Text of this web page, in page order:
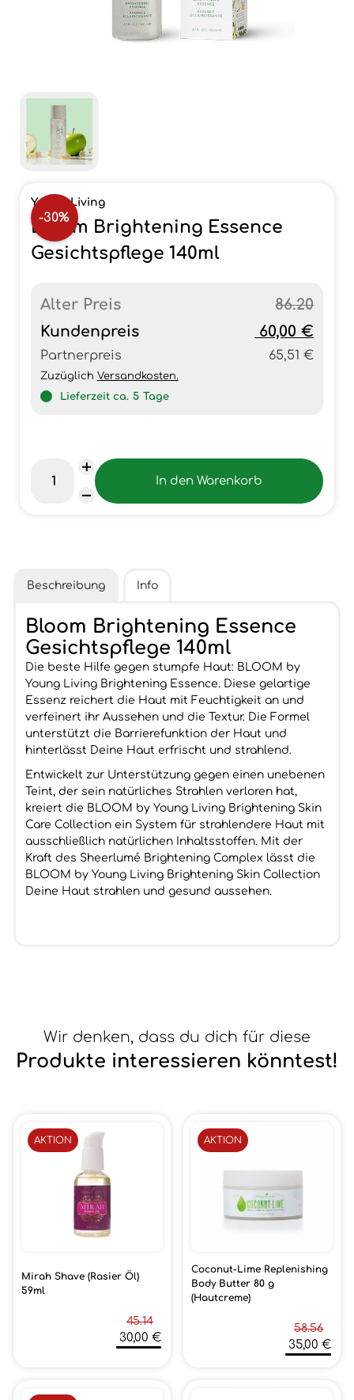
-30%
Young Living
Bloom Brightening Essence
Gesichtspflege 140ml
Alter Preis
86.20
Kundenpreis
60,00 €
Partnerpreis 65,51 €
Zuzüglich Versandkosten.
Lieferzeit ca. 5 Tage
Beschreibung Info
Bloom Brightening Essence
Gesichtspflege 140ml
Die beste Hilfe gegen stumpfe Haut: BLOOM by
Young Living Brightening Essence. Diese gelartige
Essenz reichert die Haut mit Feuchtigkeit an und
verfeinert ihr Aussehen und die Textur. Die Formel
unterstützt die Barrierefunktion der Haut und
hinterlässt Deine Haut erfrischt und strahlend.
Entwickelt zur Unterstützung gegen einen unebenen
Teint, der sein natürliches Strahlen verloren hat,
kreiert die BLOOM by Young Living Brightening Skin
Care Collection ein System für strahlendere Haut mit
ausschließlich natürlichen Inhaltsstoffen. Mit der
Kraft des Sheerlumé Brightening Complex lässt die
BLOOM by Young Living Brightening Skin Collection
Deine Haut strahlen und gesund aussehen.
Wir denken, dass du dich für diese
Produkte interessieren könntest!
Mirah Shave (Rasier Öl)
59ml
45.14
30,00 €
AKTION
Coconut-Lime Replenishing
Body Butter 80 g
(Hautcreme)
58.56
35,00 €
AKTION